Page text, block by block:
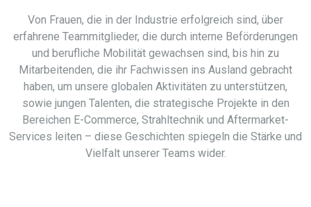
Von Frauen, die in der Industrie erfolgreich sind, über
erfahrene Teammitglieder, die durch interne Beförderungen
und berufliche Mobilität gewachsen sind, bis hin zu
Mitarbeitenden, die ihr Fachwissen ins Ausland gebracht
haben, um unsere globalen Aktivitäten zu unterstützen,
sowie jungen Talenten, die strategische Projekte in den
Bereichen E-Commerce, Strahltechnik und Aftermarket-
Services leiten – diese Geschichten spiegeln die Stärke und
Vielfalt unserer Teams wider.